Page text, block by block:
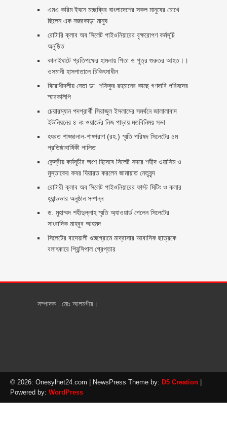
এমএ করিম ইবনে মচ্ছব্বির বাংলাদেশের সকল মানুষের চোখে
ছিলেন এক নজরকাড়া মানুষ ‎
রোটারি ক্লাব অব সিলেট পাইওনিয়ারের বৃক্ষরোপণ কর্মসূচি
অনুষ্ঠিত
কানাইঘাটে প্রতিপক্ষের হামলায় পিতা ও পুত্র গুরুতর আহত।।
ওসমানী হাসপাতালে চিকিৎসাধীন
বিরোধীদলীয় নেতা ডা. শফিকুর রহমানের কাছে গণদাবি পরিষদের
স্মারকলিপি ‎
চেয়ারম্যান পদপ্রার্থী সিরাজুল ইসলামের সমর্থনে জালালাবাদ
ইউনিয়নের ৪ নং ওয়ার্ডের নিজ পাড়ায় মতবিনিময় সভা
হযরত শাহ্জালাল-শাহ্পরাণ (রহ.) স্মৃতি পরিষদ সিলেটের ৫ম
প্রতিষ্ঠাবার্ষিকী পালিত ‎​
কেন্দ্রীয় কর্মসূচীর অংশ হিসেবে সিলেট সদরে শহীদ ওয়াসিম ও
মুস্তাকের কবর যিয়ারত করলেন জামায়াত নেতৃবৃন্দ ‎
রোটারী ক্লাব অব সিলেট পাইওনিয়ারের ফাস্ট মিটিং ও কলার
হ্যান্ডভার অনুষ্ঠান সম্পন্ন
ড. মুহাম্মদ শহীদুল্লাহ স্মৃতি অ্যাওয়ার্ড পেলেন সিলেটের
সাংবাদিক মাহবুব আহমদ
সিলেটের বাদেয়ালী গুচ্ছগ্রামে মাদ্রাসার আবাসিক ছাত্রকে
বলাৎকারে প্রিন্সিপাল গ্রেপ্তার ‎
সম্পাদক : মোঃ আলমগীর।
© 2026: Onesylhet24.com | NewsPress Theme by: D5 Creation
Powered by: WordPress